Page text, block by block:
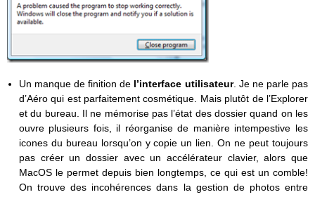
Un manque de finition de l’interface utilisateur. Je ne parle pas
d’Aéro qui est parfaitement cosmétique. Mais plutôt de l’Explorer
et du bureau. Il ne mémorise pas l’état des dossier quand on les
ouvre plusieurs fois, il réorganise de manière intempestive les
icones du bureau lorsqu’on y copie un lien. On ne peut toujours
pas créer un dossier avec un accélérateur clavier, alors que
MacOS le permet depuis bien longtemps, ce qui est un comble!
On trouve des incohérences dans la gestion de photos entre